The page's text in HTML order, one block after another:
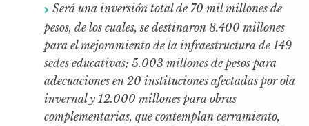
Será una inversión total de 70 mil millones de
pesos, de los cuales, se destinaron 8.400 millones
para el mejoramiento de la infraestructura de 149
sedes educativas; 5.003 millones de pesos para
adecuaciones en 20 instituciones afectadas por ola
invernal y 12.000 millones para obras
complementarias, que contemplan cerramiento,